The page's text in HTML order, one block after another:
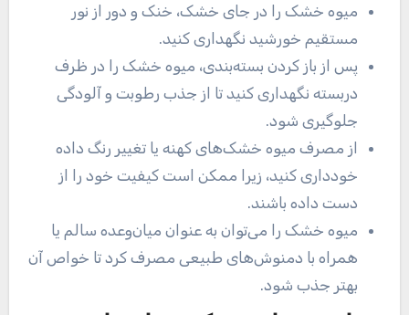
میوه خشک را در جای خشک، خنک و دور از نور
مستقیم خورشید نگهداری کنید.
پس از باز کردن بسته‌بندی، میوه خشک را در ظرف
دربسته نگهداری کنید تا از جذب رطوبت و آلودگی
جلوگیری شود.
از مصرف میوه خشک‌های کهنه یا تغییر رنگ داده
خودداری کنید، زیرا ممکن است کیفیت خود را از
دست داده باشند.
میوه خشک را می‌توان به عنوان میان‌وعده سالم یا
همراه با دمنوش‌های طبیعی مصرف کرد تا خواص آن
بهتر جذب شود.